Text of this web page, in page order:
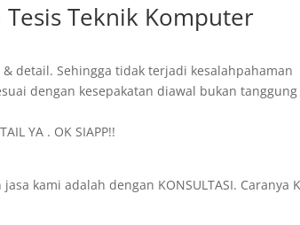
Tesis Teknik Komputer
detail. Sehingga tidak terjadi kesalahpahaman
dengan kesepakatan diawal bukan tanggung
YA . OK SIAPP!!
kami adalah dengan KONSULTASI. Caranya